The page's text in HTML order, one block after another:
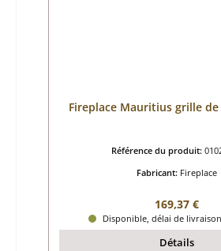
Fireplace Mauritius grille
Référence du produit:
Fabricant: Fireplace
Prix régulier :
169,37 €
Disponible, délai de
Détails